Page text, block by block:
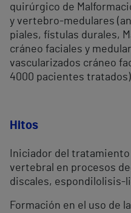
quirúrgico de
y vertebro-medulares
piales, fístulas durales,
cráneo faciales y
vascularizados cráneo
4000 pacientes tratados)
Hitos
Iniciador del
vertebral en procesos
discales, espondilolisis-
Formación en el uso de